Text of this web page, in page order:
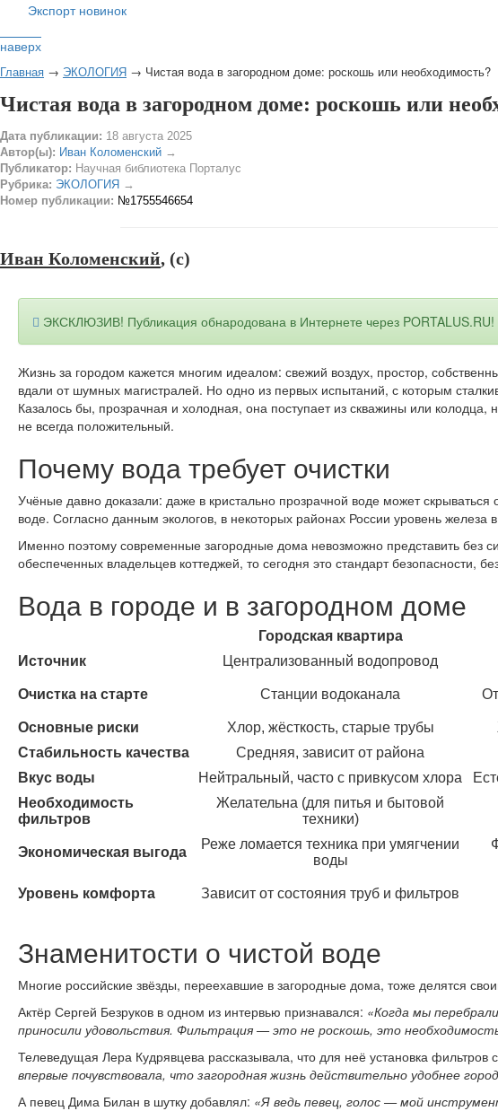
Экспорт новинок
наверх
Главная → ЭКОЛОГИЯ → Чистая вода в загородном доме: роскошь или необходимость?
Чистая вода в загородном доме: роскошь или
Дата публикации: 18 августа 2025
Автор(ы): Иван Коломенский →
Публикатор: Научная библиотека Порталус
Рубрика: ЭКОЛОГИЯ →
Номер публикации: №1755546654
Иван Коломенский, (c)
ЭКСКЛЮЗИВ! Публикация обнародована в Интернете через PORTALUS.RU!
Жизнь за городом кажется многим идеалом: свежий воздух, простор,
вдали от шумных магистралей. Но одно из первых испытаний, с которым
Казалось бы, прозрачная и холодная, она поступает из скважины или
не всегда положительный.
Почему вода требует очистки
Учёные давно доказали: даже в кристально прозрачной воде может
воде. Согласно данным экологов, в некоторых районах России уровень
Именно поэтому современные загородные дома невозможно представить без
обеспеченных владельцев коттеджей, то сегодня это стандарт безопасности,
Вода в городе и в загородном доме
Городская квартира
Источник
Централизованный водопровод
Очистка на старте Станции водоканала
Основные риски
Хлор, жёсткость, старые трубы
Стабильность качества
Средняя, зависит от района
Вкус воды
Нейтральный, часто с привкусом хлора
Необходимость
фильтров
Желательна (для питья и бытовой
техники)
Экономическая выгода
Реже ломается техника при умягчении
воды
Уровень комфорта Зависит от состояния труб и фильтров
Знаменитости о чистой воде
Многие российские звёзды, переехавшие в загородные дома, тоже делятся
Актёр Сергей Безруков в одном из интервью признавался: «Когда мы
приносили удовольствия. Фильтрация — это не роскошь, это
Телеведущая Лера Кудрявцева рассказывала, что для неё установка
впервые почувствовала, что загородная жизнь действительно удобнее
А певец Дима Билан в шутку добавлял: «Я ведь певец, голос — мой